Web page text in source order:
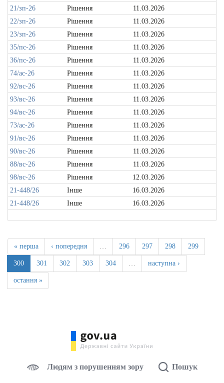
21/зп-26
Рішення
11.03.2026
22/зп-26
Рішення
11.03.2026
23/зп-26
Рішення
11.03.2026
35/пс-26
Рішення
11.03.2026
36/пс-26
Рішення
11.03.2026
74/ас-26
Рішення
11.03.2026
92/вс-26
Рішення
11.03.2026
93/вс-26
Рішення
11.03.2026
94/вс-26
Рішення
11.03.2026
73/ас-26
Рішення
11.03.2026
91/вс-26
Рішення
11.03.2026
90/вс-26
Рішення
11.03.2026
88/вс-26
Рішення
11.03.2026
98/вс-26
Рішення
12.03.2026
21-448/26
Інше
16.03.2026
21-448/26
Інше 16.03.2026
« перша ‹ попередня … 296 297 298 299
300 301 302 303 304 … наступна ›
остання »
Людям з порушенням зору Пошук